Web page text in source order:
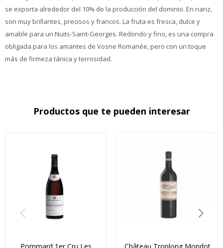
se exporta alrededor del 10% de la producción del dominio. En nariz,
son muy brillantes, precisos y francos. La fruta es fresca, dulce y
amable para un Nuits-Saint-Georges. Redondo y fino, es una compra
obligada para los amantes de Vosne Romanée, pero con un toque
más de firmeza tánica y terrosidad.
Productos que te pueden interesar
Pommard 1er Cru Les
Château Troplong Mondot